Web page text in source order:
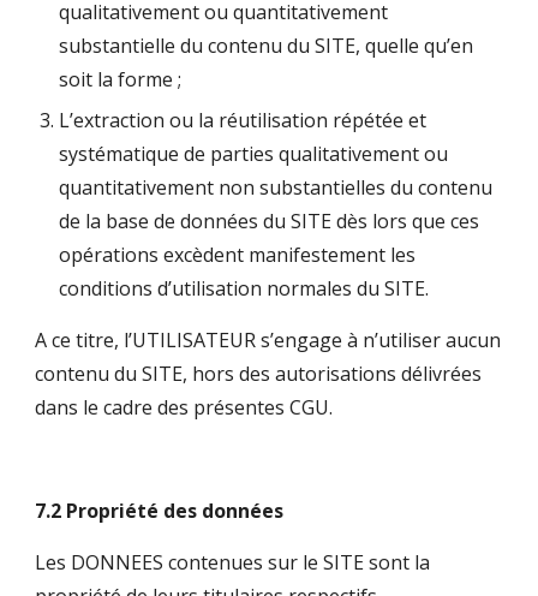
qualitativement ou quantitativement
substantielle du contenu du SITE, quelle qu’en
soit la forme ;
L’extraction ou la réutilisation répétée et
systématique de parties qualitativement ou
quantitativement non substantielles du contenu
de la base de données du SITE dès lors que ces
opérations excèdent manifestement les
conditions d’utilisation normales du SITE.
A ce titre, l’UTILISATEUR s’engage à n’utiliser aucun
contenu du SITE, hors des autorisations délivrées
dans le cadre des présentes CGU.
7.2 Propriété des données
Les DONNEES contenues sur le SITE sont la